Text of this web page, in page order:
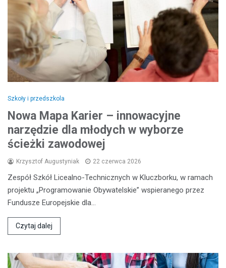
Szkoły i przedszkola
Nowa Mapa Karier – innowacyjne
narzędzie dla młodych w wyborze
ścieżki zawodowej
Krzysztof Augustyniak 22 czerwca 2026
Zespół Szkół Licealno-Technicznych w Kluczborku, w ramach
projektu „Programowanie Obywatelskie” wspieranego przez
Fundusze Europejskie dla…
Czytaj dalej